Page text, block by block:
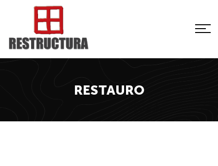
RESTAURO